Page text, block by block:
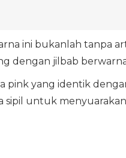
ini bukanlah tanpa
dengan jilbab
pink yang identik
sipil untuk